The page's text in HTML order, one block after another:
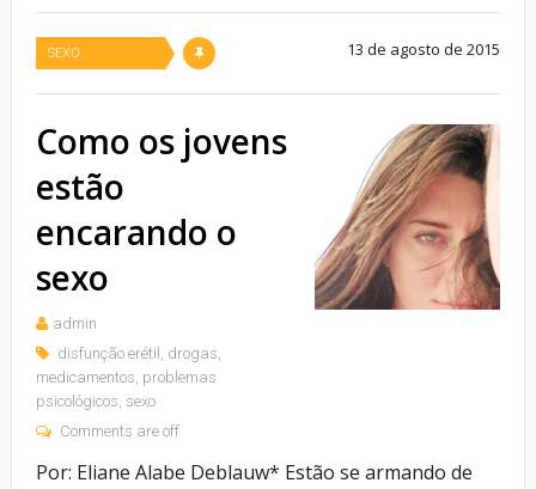
SEXO 13 de agosto de 2015
Como os jovens
estão
encarando o
sexo
admin
disfunção erétil , drogas,
medicamentos, problemas
psicológicos, sexo
Comments are off
Por: Eliane Alabe Deblauw* Estão se armando de